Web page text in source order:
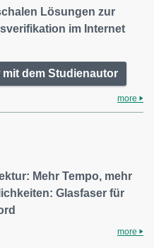
Lösungen zur
im Internet
dem Studienautor
more
Mehr Tempo, mehr
Glasfaser für
more